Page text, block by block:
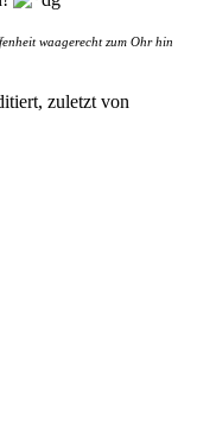
waagerecht zum Ohr hin
zuletzt von